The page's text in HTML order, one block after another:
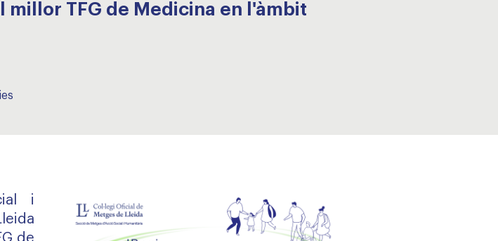
millor TFG de Medicina en l'àmbit
i
de